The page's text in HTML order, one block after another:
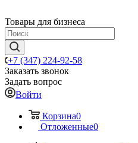
Товары для бизнеса
+7 (347) 224-92-58
Заказать звонок
Задать вопрос
Войти
Корзина0
Отложенные0